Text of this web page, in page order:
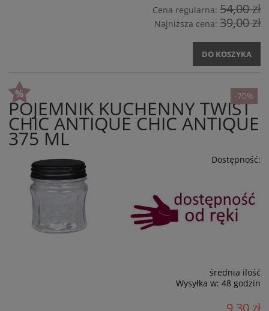
Cena regularna: 54,00 zł
Najniższa cena: 39,00 zł
DO KOSZYKA
POJEMNIK KUCHENNY TWIST
CHIC ANTIQUE CHIC ANTIQUE
375 ML
Dostępność:
średnia ilość
Wysyłka w: 48 godzin
9,30 zł
-70%